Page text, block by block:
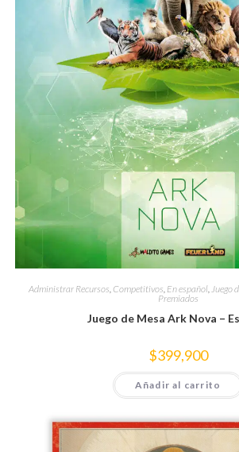
Administrar Recursos Competitivos En español, Juego
Premiados
Juego de Mesa Ark Nova –
$399,900
Añadir al carrito